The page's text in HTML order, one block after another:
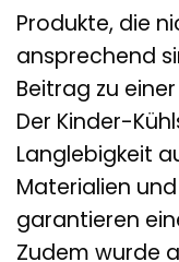
Produkte, die
ansprechend
Beitrag zu
Der Kinder-
Langlebigkeit
Materialien
garantieren
Zudem wurde